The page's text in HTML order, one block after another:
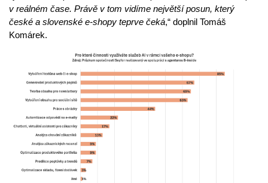
v reálném čase. Právě v tom vidíme největší posun, který
české a slovenské e-shopy teprve čeká,“ doplnil Tomáš
Komárek.